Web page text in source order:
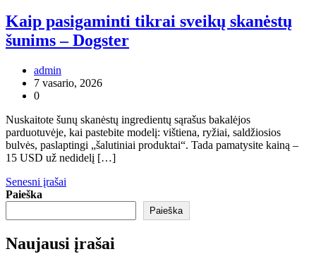
Kaip pasigaminti tikrai sveikų skanėstų
šunims – Dogster
admin
7 vasario, 2026
0
Nuskaitote šunų skanėstų ingredientų sąrašus bakalėjos
parduotuvėje, kai pastebite modelį: vištiena, ryžiai, saldžiosios
bulvės, paslaptingi „šalutiniai produktai“. Tada pamatysite kainą –
15 USD už nedidelį […]
Navigacija
tarp
įrašų
Senesni įrašai
Paieška
Paieška
Naujausi įrašai